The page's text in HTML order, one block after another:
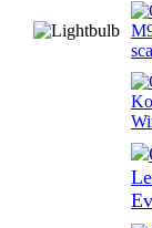
0
0
0